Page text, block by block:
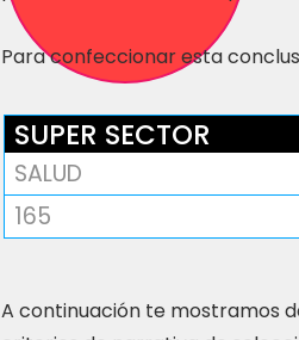
Para confeccionar esta
SUPER SECTOR
SALUD
165
A continuación te mostramos